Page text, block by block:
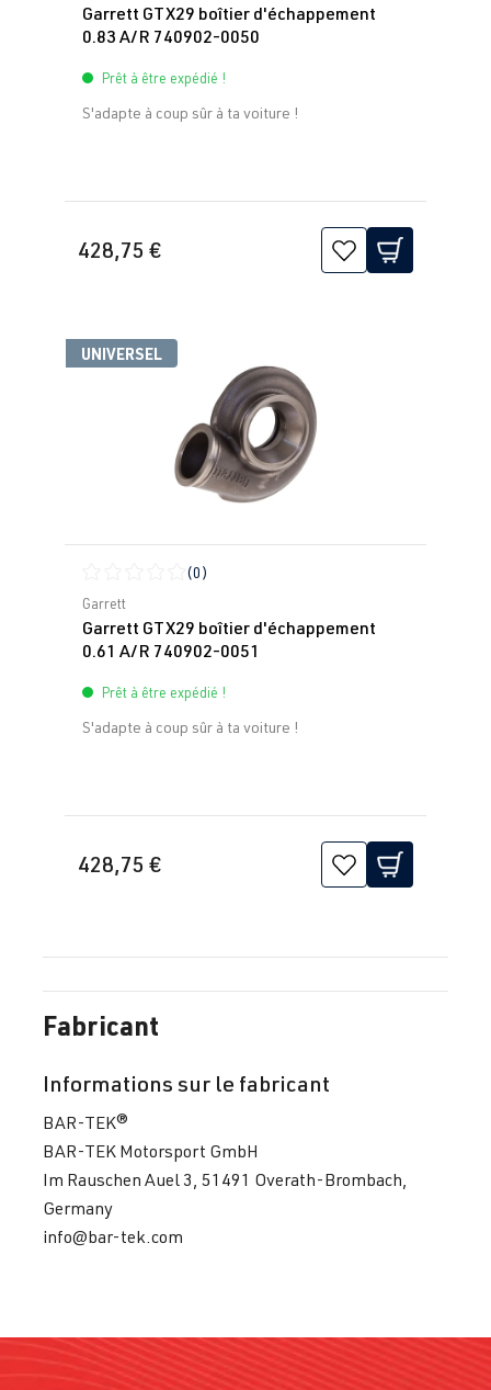
Garrett GTX29 boîtier d'échappement
0.83 A/R 740902-0050
Prêt à être expédié !
S'adapte à coup sûr à ta voiture !
428,75 €
UNIVERSEL
Note moyenne de 0 sur 5 étoiles
(0)
Garrett
Garrett GTX29 boîtier d'échappement
0.61 A/R 740902-0051
Prêt à être expédié !
S'adapte à coup sûr à ta voiture !
428,75 €
Fabricant
Informations sur le fabricant
BAR-TEK®
BAR-TEK Motorsport GmbH
Im Rauschen Auel 3, 51491 Overath-Brombach,
Germany
info@bar-tek.com